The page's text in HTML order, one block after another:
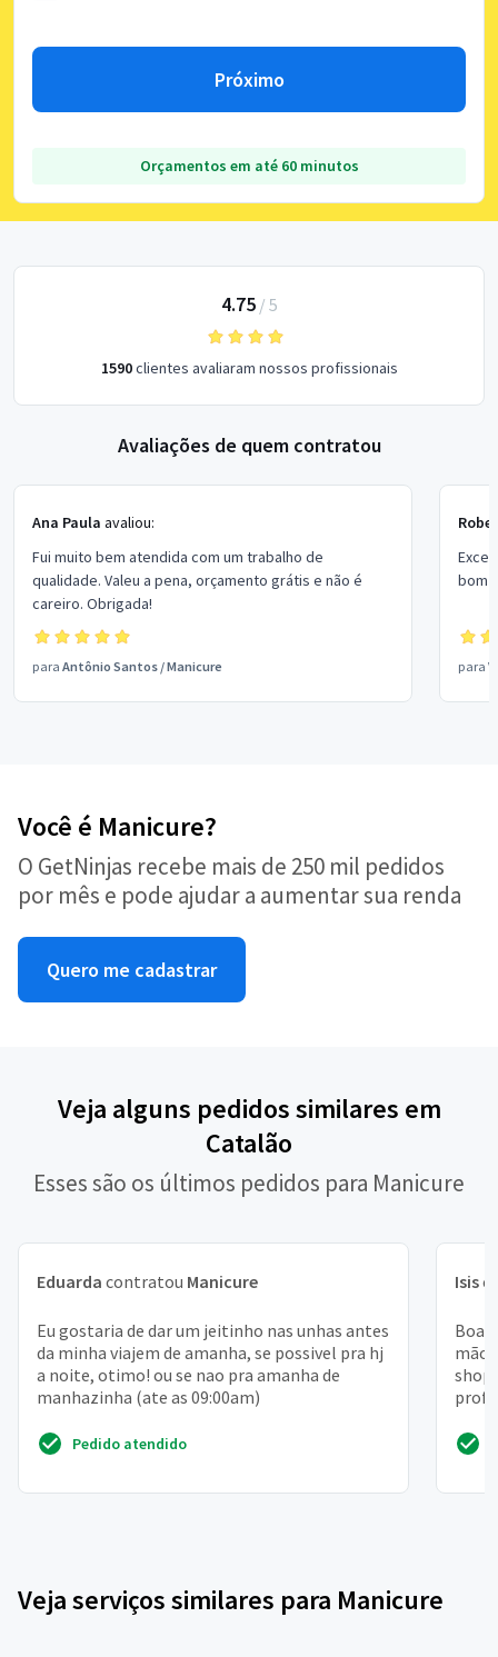
Próximo
Orçamentos em até 60 minutos
4.75/ 5
1590clientes avaliaram nossos profissionais
Avaliações de quem contratou
Ana Paula avaliou:
Fui muito bem atendida com um trabalho de
qualidade. Valeu a pena, orçamento grátis e não é
careiro. Obrigada!
para Antônio Santos /Manicure
bom
para
Você é Manicure?
O GetNinjas recebe mais de 250 mil pedidos
por mês e pode ajudar a aumentar sua renda
Quero me cadastrar
Veja alguns pedidos similares em
Catalão
Esses são os últimos pedidos para Manicure
Eduarda contratou Manicure
Eu gostaria de dar um jeitinho nas unhas antes
da minha viajem de amanha, se possivel pra hj
a noite, otimo! ou se nao pra amanha de
manhazinha (ate as 09:00am)
Pedido atendido
Isis
Boa
mão
Veja serviços similares para Manicure